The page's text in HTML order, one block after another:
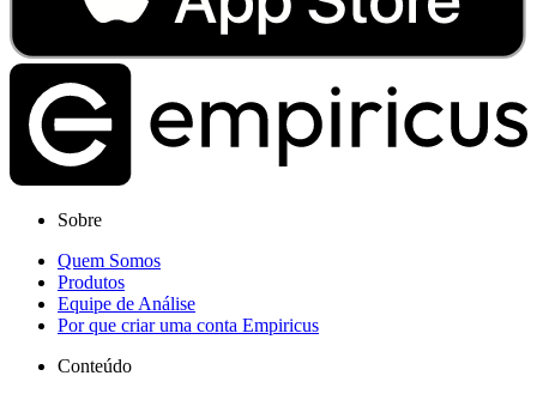
Sobre
Quem Somos
Produtos
Equipe de Análise
Por que criar uma conta Empiricus
Conteúdo